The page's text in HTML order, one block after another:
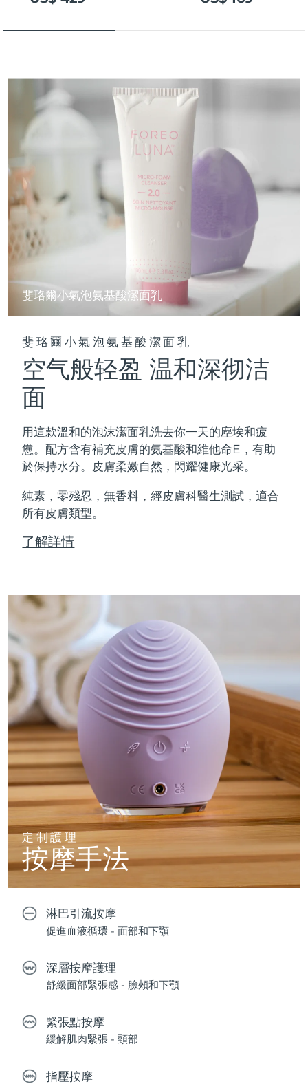
斐珞爾小氣泡氨基酸潔面乳
斐珞爾小氣泡氨基酸潔面乳
空气般轻盈 温和深彻洁
面
用這款溫和的泡沫潔面乳洗去你一天的塵埃和疲
憊。配方含有補充皮膚的氨基酸和維他命E，有助
於保持水分。皮膚柔嫩自然，閃耀健康光采。
純素，零殘忍，無香料，經皮膚科醫生測試，適合
所有皮膚類型。
了解詳情
定制護理
按摩手法
淋巴引流按摩
促進血液循環 - 面部和下顎
深層按摩護理
舒緩面部緊張感 - 臉頰和下顎
緊張點按摩
緩解肌肉緊張 - 頸部
指壓按摩